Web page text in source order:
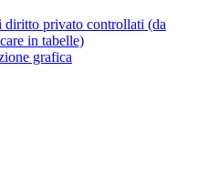
diritto privato controllati (da
in tabelle)
grafica